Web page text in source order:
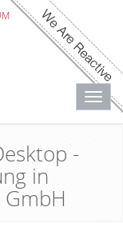
-
in